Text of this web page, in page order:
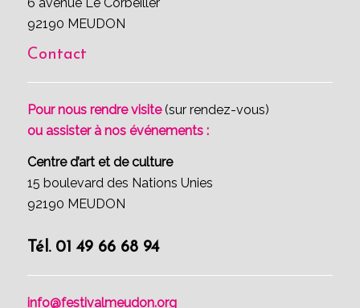
92190 MEUDON
Contact
Pour nous rendre visite(sur rendez-vous)
ou assister à nos événements :
Centre d’art et de culture
15 boulevard des Nations Unies
92190 MEUDON
Tél. 01 49 66 68 94
info@festivalmeudon.org